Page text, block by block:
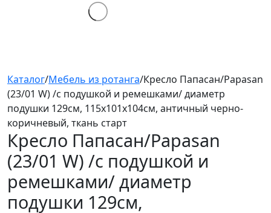
Каталог/Мебель из ротанга/Кресло Папасан/Papasan
(23/01 W) /с подушкой и ремешками/ диаметр
подушки 129см, 115х101х104см, античный черно-
коричневый, ткань старт
Кресло Папасан/Papasan
(23/01 W) /с подушкой и
ремешками/диаметр
подушки 129см,